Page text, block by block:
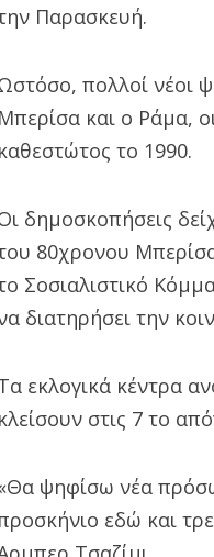
Παρασκευή.
πολλοί νέοι
Μπερίσα και ο Ράμα,
καθεστώτος το 1990.
δημοσκοπήσεις
80χρονου
Σοσιαλιστικό
διατηρήσει την
εκλογικά κέντρα
κλείσουν στις 7 το
ψηφίσω νέα
εδώ και